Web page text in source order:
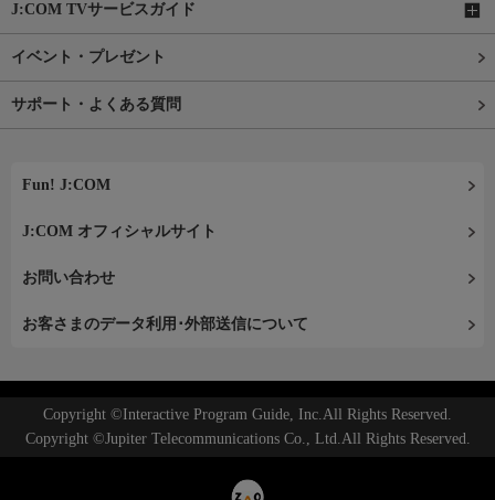
J:COM TVサービスガイド
イベント・プレゼント
サポート・よくある質問
Fun! J:COM
J:COM オフィシャルサイト
お問い合わせ
お客さまのデータ利用･外部送信について
Copyright ©Interactive Program Guide, Inc.All Rights Reserved.
Copyright ©Jupiter Telecommunications Co., Ltd.All Rights Reserved.